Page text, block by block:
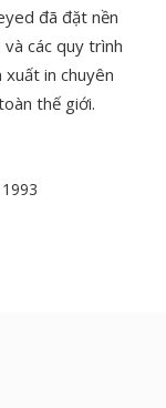
đã đặt nền
các quy trình
in chuyên
thế giới.